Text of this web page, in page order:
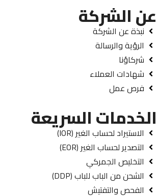
عن الشركة
نبذة عن الشركة
الرؤية والرسالة
شركاؤنا
شهادات العملاء
فرص عمل
الخدمات السريعة
الاستيراد لحساب الغير (IOR)
التصدير لحساب الغير (EOR)
التخليص الجمركي
الشحن من الباب للباب (DDP)
الفحص والتفتيش